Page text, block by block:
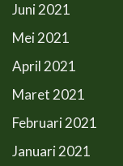
Juni 2021
Mei 2021
April 2021
Maret 2021
Februari 2021
Januari 2021